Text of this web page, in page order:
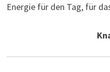
Energie für den Tag, für